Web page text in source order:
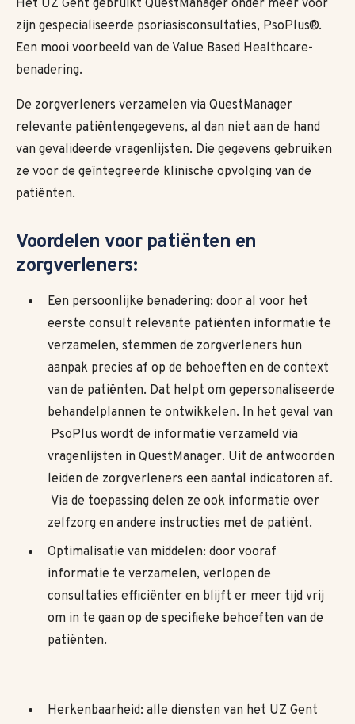
Het UZ Gent gebruikt QuestManager onder meer voor
zijn gespecialiseerde psoriasisconsultaties, PsoPlus®.
Een mooi voorbeeld van de Value Based Healthcare-
benadering.
De zorgverleners verzamelen via QuestManager
relevante patiëntengegevens, al dan niet aan de hand
van gevalideerde vragenlijsten. Die gegevens gebruiken
ze voor de geïntegreerde klinische opvolging van de
patiënten.
Voordelen voor patiënten en
zorgverleners:
Een persoonlijke benadering: door al voor het
eerste consult relevante patiënten informatie te
verzamelen, stemmen de zorgverleners hun
aanpak precies af op de behoeften en de context
van de patiënten. Dat helpt om gepersonaliseerde
behandelplannen te ontwikkelen. In het geval van
PsoPlus wordt de informatie verzameld via
vragenlijsten in QuestManager. Uit de antwoorden
leiden de zorgverleners een aantal indicatoren af.
Via de toepassing delen ze ook informatie over
zelfzorg en andere instructies met de patiënt.
Optimalisatie van middelen: door vooraf
informatie te verzamelen, verlopen de
consultaties efficiënter en blijft er meer tijd vrij
om in te gaan op de specifieke behoeften van de
patiënten.
Herkenbaarheid: alle diensten van het UZ Gent